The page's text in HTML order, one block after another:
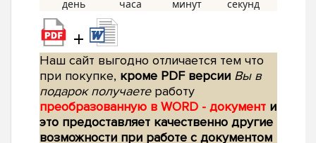
+
Наш сайт выгодно отличается тем что
при покупке, кроме PDF версии Вы в
подарок получаетеработу
преобразованную в WORD - документ и
это предоставляет качественно другие
возможности при работе с документом